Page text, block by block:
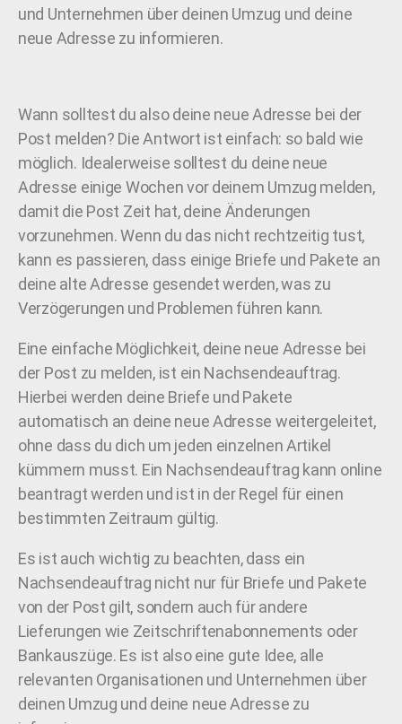
und Unternehmen über deinen Umzug und deine
neue Adresse zu informieren.
Wann solltest du also deine neue Adresse bei der
Post melden? Die Antwort ist einfach: so bald wie
möglich. Idealerweise solltest du deine neue
Adresse einige Wochen vor deinem Umzug melden,
damit die Post Zeit hat, deine Änderungen
vorzunehmen. Wenn du das nicht rechtzeitig tust,
kann es passieren, dass einige Briefe und Pakete an
deine alte Adresse gesendet werden, was zu
Verzögerungen und Problemen führen kann.
Eine einfache Möglichkeit, deine neue Adresse bei
der Post zu melden, ist ein Nachsendeauftrag.
Hierbei werden deine Briefe und Pakete
automatisch an deine neue Adresse weitergeleitet,
ohne dass du dich um jeden einzelnen Artikel
kümmern musst. Ein Nachsendeauftrag kann online
beantragt werden und ist in der Regel für einen
bestimmten Zeitraum gültig.
Es ist auch wichtig zu beachten, dass ein
Nachsendeauftrag nicht nur für Briefe und Pakete
von der Post gilt, sondern auch für andere
Lieferungen wie Zeitschriftenabonnements oder
Bankauszüge. Es ist also eine gute Idee, alle
relevanten Organisationen und Unternehmen über
deinen Umzug und deine neue Adresse zu